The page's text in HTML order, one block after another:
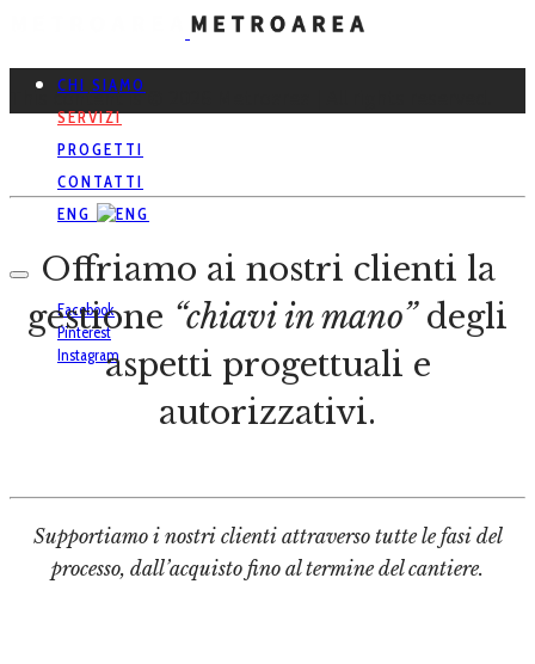
CHI SIAMO
SERVIZI
PROGETTI
CONTATTI
ENG
Facebook
Pinterest
Instagram
This content is © 2026 Metroarea | All rights reserved.
Offriamo ai nostri clienti la
gestione “chiavi in mano”degli
aspetti progettuali e
autorizzativi.
Supportiamo i nostri clienti attraverso tutte le fasi del
processo, dall’acquisto fino al termine del cantiere.